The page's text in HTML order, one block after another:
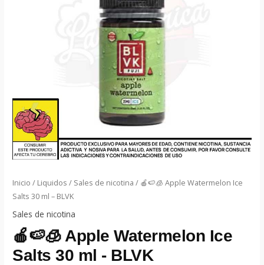
Inicio / Liquidos / Sales de nicotina / 🍎🍉🧊 Apple Watermelon Ice
Salts 30 ml – BLVK
Sales de nicotina
🍎🍉🧊 Apple Watermelon Ice
Salts 30 ml - BLVK